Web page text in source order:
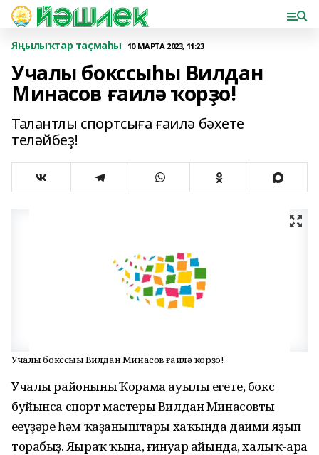
Яңылыҡтар таҫмаһы 10 МАРТА 2023, 11:23
Учалы бокссыһы Вилдан
Минасов ғаилә ҡорҙо!
Талантлы спортсыға ғаилә бәхете
теләйбеҙ!
Учалы бокссыһы Вилдан Минасов ғаилә ҡорҙо!
Учалы районының Ҡорама ауылы егете, бокс
буйынса спорт мастеры Вилдан Минасовтың
еңеүҙәре һәм ҡаҙаныштары хаҡында даими яҙып
торабыҙ. Яңыраҡ ҡына, ғинуар айында, халыҡ-ара